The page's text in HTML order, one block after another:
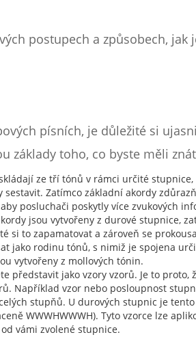
postupech a způsobech, jak
písních, je důležité si
základy toho, co byste měli
ze tří tónů v rámci určité
Zatímco základní akordy
posluchači poskytly více zvukových
jsou vytvořeny z durové stupnice,
si to zapamatovat a zároveň se
jako rodinu tónů, s nimiž je spojena
vytvořeny z mollových tónin.
představit jako vzory vzorů. Je to proto,
Například vzor nebo posloupnost
stupňů. U durových stupnic je tento
WWWHWWWH). Tyto vzorce lze
vámi zvolené stupnice.